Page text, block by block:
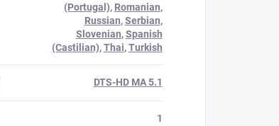
(Portugal), Romanian,
Russian,Serbian,
Slovenian,Spanish
(Castilian),Thai,Turkish
DTS-HD MA 5.1
1